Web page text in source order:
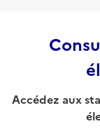
Accédez aux